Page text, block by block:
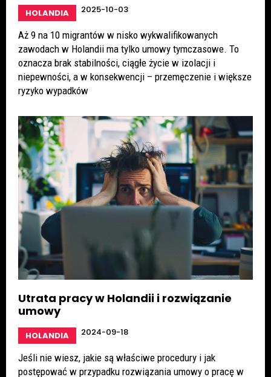
HOLANDIA 2025-10-03
Aż 9 na 10 migrantów w nisko wykwalifikowanych
zawodach w Holandii ma tylko umowy tymczasowe. To
oznacza brak stabilności, ciągłe życie w izolacji i
niepewności, a w konsekwencji – przemęczenie i większe
ryzyko wypadków
Utrata pracy w Holandii i rozwiązanie
umowy
HOLANDIA 2024-09-18
Jeśli nie wiesz, jakie są właściwe procedury i jak
postępować w przypadku rozwiązania umowy o pracę w